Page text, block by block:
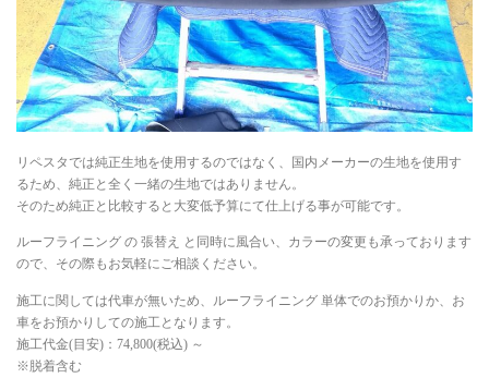
リペスタでは純正生地を使用するのではなく、国内メーカーの生地を使用す
るため、純正と全く一緒の生地ではありません。
そのため純正と比較すると大変低予算にて仕上げる事が可能です。
ルーフライニング の 張替え と同時に風合い、カラーの変更も承っております
ので、その際もお気軽にご相談ください。
施工に関しては代車が無いため、ルーフライニング 単体でのお預かりか、お
車をお預かりしての施工となります。
施工代金(目安)：74,800(税込) ～
※脱着含む